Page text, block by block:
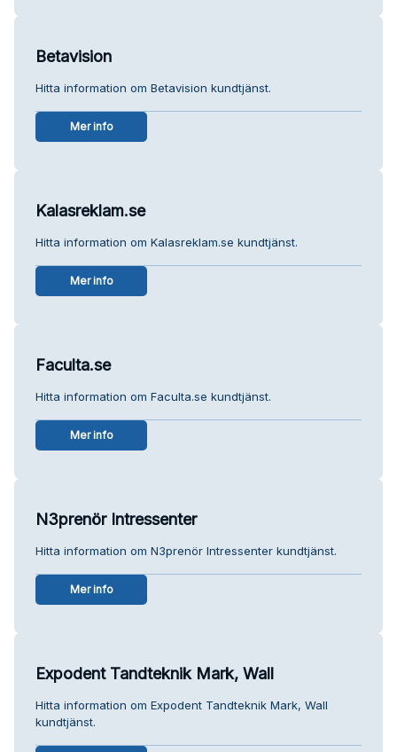
Betavision
Hitta information om Betavision kundtjänst.
Mer info
Kalasreklam.se
Hitta information om Kalasreklam.se kundtjänst.
Mer info
Faculta.se
Hitta information om Faculta.se kundtjänst.
Mer info
N3prenör Intressenter
Hitta information om N3prenör Intressenter kundtjänst.
Mer info
Expodent Tandteknik Mark, Wall
Hitta information om Expodent Tandteknik Mark, Wall
kundtjänst.